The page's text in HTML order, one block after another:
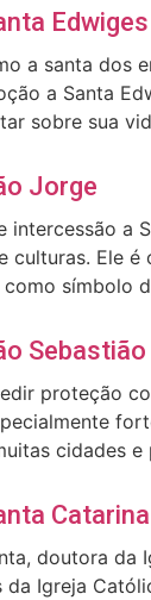
Edwiges
a santa dos
a Santa
sobre sua
Jorge
intercessão a
culturas. Ele
símbolo
Sebastião
proteção
cidades
doutora da
da Igreja